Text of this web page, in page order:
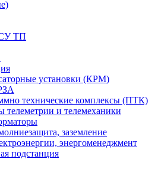
ТП
установки (КРМ)
технические комплексы (ПТК)
телеметрии и телемеханики
заземление
энергоменеджмент
подстанция